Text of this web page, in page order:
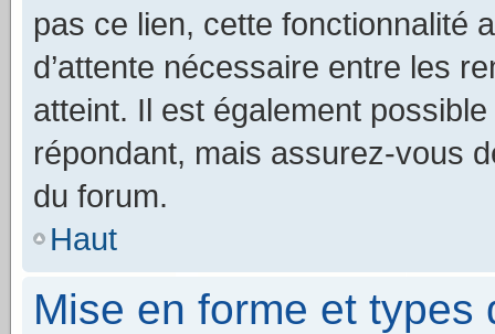
pas ce lien, cette fonctionnalité
d’attente nécessaire entre les
atteint. Il est également
répondant, mais assurez-vous
du forum.
Haut
Mise en forme et types